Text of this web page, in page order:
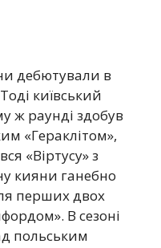
дебютували в
київський
ж раунді здобув
«Гераклітом»,
«Віртусу» з
кияни ганебно
перших двох
В сезоні
польським